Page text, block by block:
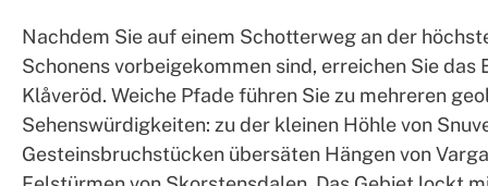
Nachdem Sie auf einem Schotterweg an der
Schonens vorbeigekommen sind, erreichen Sie das
Klåveröd. Weiche Pfade führen Sie zu mehreren
Sehenswürdigkeiten: zu der kleinen Höhle von
Gesteinsbruchstücken übersäten Hängen von